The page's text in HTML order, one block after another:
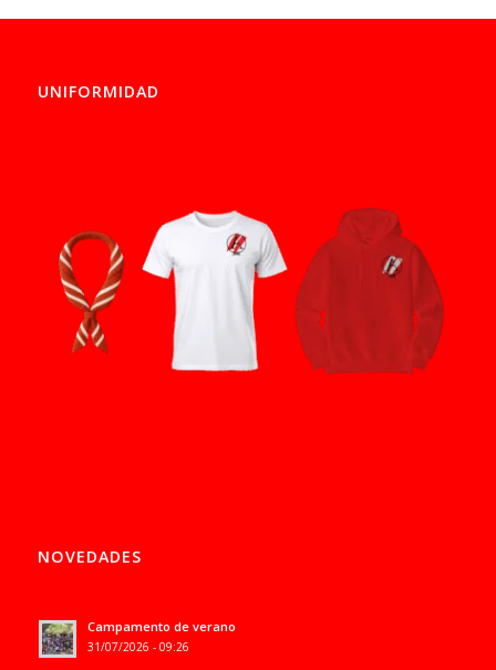
UNIFORMIDAD
NOVEDADES
Campamento de verano
31/07/2026 - 09:26